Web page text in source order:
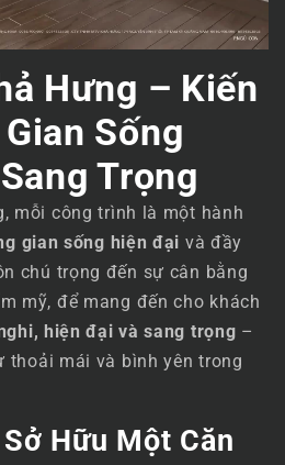
Hưng – Kiến
Sống
Trọng
mỗi công trình là một hành
gian sống hiện đại và đầy
chú trọng đến sự cân bằng
mỹ, để mang đến cho khách
hiện đại và sang trọng –
thoải mái và bình yên trong
Hữu Một Căn